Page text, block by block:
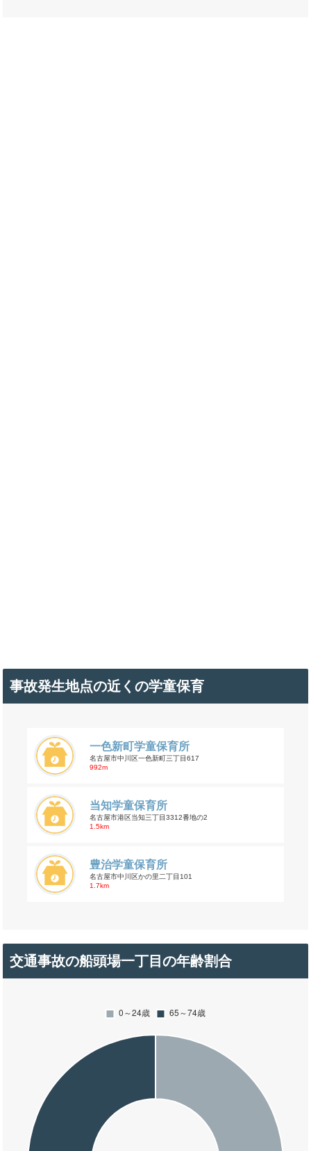
事故発生地点の近くの学童保育
一色新町学童保育所
名古屋市中川区一色新町三丁目617
992m
当知学童保育所
名古屋市港区当知三丁目3312番地の2
1.5km
豊治学童保育所
名古屋市中川区かの里二丁目101
1.7km
交通事故の船頭場一丁目の年齢割合